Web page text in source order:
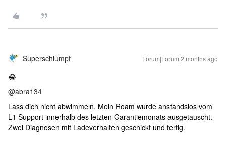
Superschlumpf Forum|Forum|2 months ago
😂
@abra134
Lass dich nicht abwimmeln. Mein Roam wurde anstandslos vom
L1 Support innerhalb des letzten Garantiemonats ausgetauscht.
Zwei Diagnosen mit Ladeverhalten geschickt und fertig.